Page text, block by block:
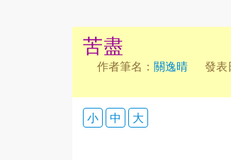
苦盡
作者筆名： 關逸晴 發表
小 中 大